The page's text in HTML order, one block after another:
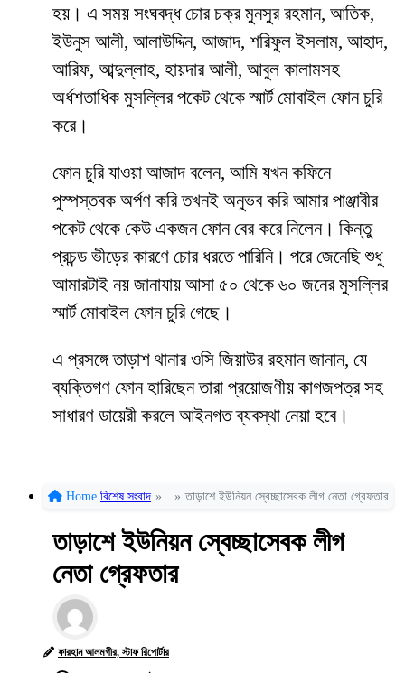
হয়। এ সময় সংঘবদ্ধ চোর চক্র মুনসুর রহমান, আতিক,
ইউনুস আলী, আলাউদ্দিন, আজাদ, শরিফুল ইসলাম, আহাদ,
আরিফ, আব্দুল্লাহ, হায়দার আলী, আবুল কালামসহ
অর্ধশতাধিক মুসল্লির পকেট থেকে স্মার্ট মোবাইল ফোন চুরি
করে।
ফোন চুরি যাওয়া আজাদ বলেন, আমি যখন কফিনে
পুস্পস্তবক অর্পণ করি তখনই অনুভব করি আমার পাঞ্জাবীর
পকেট থেকে কেউ একজন ফোন বের করে নিলেন। কিন্তু
প্রচন্ড ভীড়ের কারণে চোর ধরতে পারিনি। পরে জেনেছি শুধু
আমারটাই নয় জানাযায় আসা ৫০ থেকে ৬০ জনের মুসল্লির
স্মার্ট মোবাইল ফোন চুরি গেছে।
এ প্রসঙ্গে তাড়াশ থানার ওসি জিয়াউর রহমান জানান, যে
ব্যক্তিগণ ফোন হারিছেন তারা প্রয়োজণীয় কাগজপত্র সহ
সাধারণ ডায়েরী করলে আইনগত ব্যবস্থা নেয়া হবে।
Home বিশেষ সংবাদ » » তাড়াশে ইউনিয়ন স্বেচ্ছাসেবক লীগ নেতা গ্রেফতার
তাড়াশে ইউনিয়ন স্বেচ্ছাসেবক লীগ
নেতা গ্রেফতার
ফারহান আলমগীর, স্টাফ রিপোর্টার